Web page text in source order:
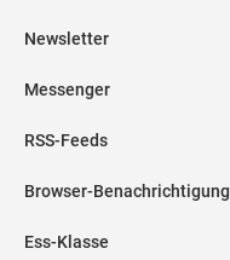
Newsletter
Messenger
RSS-Feeds
Browser-Benachrichtigung
Ess-Klasse